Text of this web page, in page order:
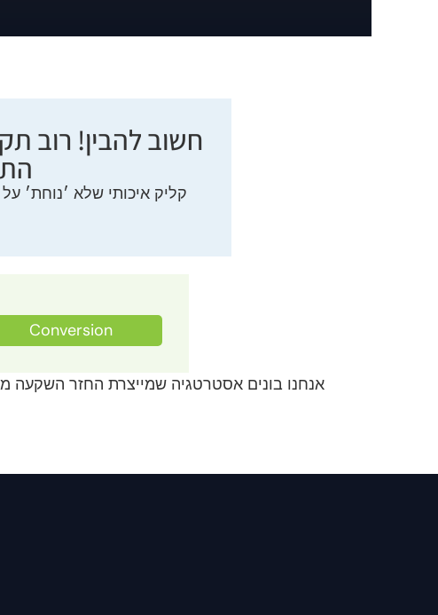
קליק איכותי שלא ׳נוחת׳
Conversion
אנחנו בונים אסטרטגיה שמייצרת החזר השקעה